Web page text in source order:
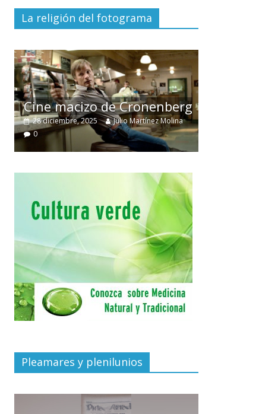
La religión del fotograma
El documentalNuestra
tierray el despojo de los
pueblos originarios
30 junio, 2026 Julio Martínez Molina 0
Pleamares y plenilunios